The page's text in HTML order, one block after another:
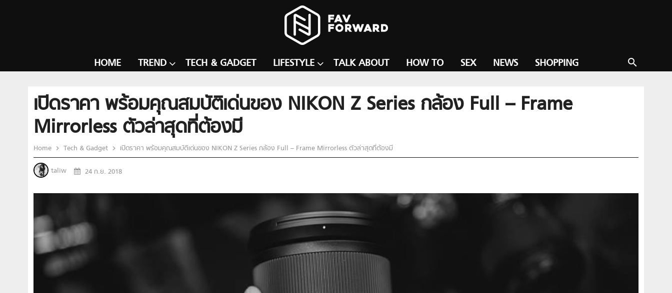
search
HOME TREND TECH & GADGET LIFESTYLE TALK ABOUT HOW TO SEX NEWS SHOPPING
เปิดราคา พร้อมคุณสมบัติเด่นของ NIKON Z Series กล้อง Full – Frame
Mirrorless ตัวล่าสุดที่ต้องมี
Home Tech & Gadget เปิดราคา พร้อมคุณสมบัติเด่นของ NIKON Z Series กล้อง Full – Frame Mirrorless ตัวล่าสุดที่ต้องมี
taliw 24 ก.ย. 2018